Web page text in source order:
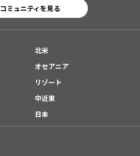
コミュニティを見る
北米
オセアニア
リゾート
中近東
日本